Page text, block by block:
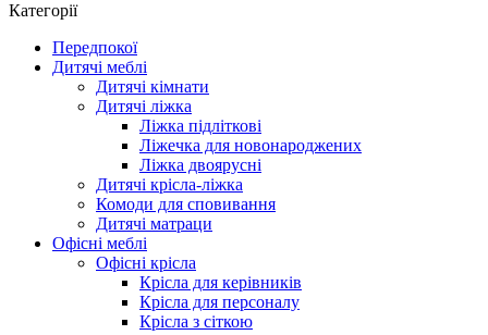
Категорії
Передпокої
Дитячі меблі
Дитячі кімнати
Дитячі ліжка
Ліжка підліткові
Ліжечка для новонароджених
Ліжка двоярусні
Дитячі крісла-ліжка
Комоди для сповивання
Дитячі матраци
Офісні меблі
Офісні крісла
Крісла для керівників
Крісла для персоналу
Крісла з сіткою